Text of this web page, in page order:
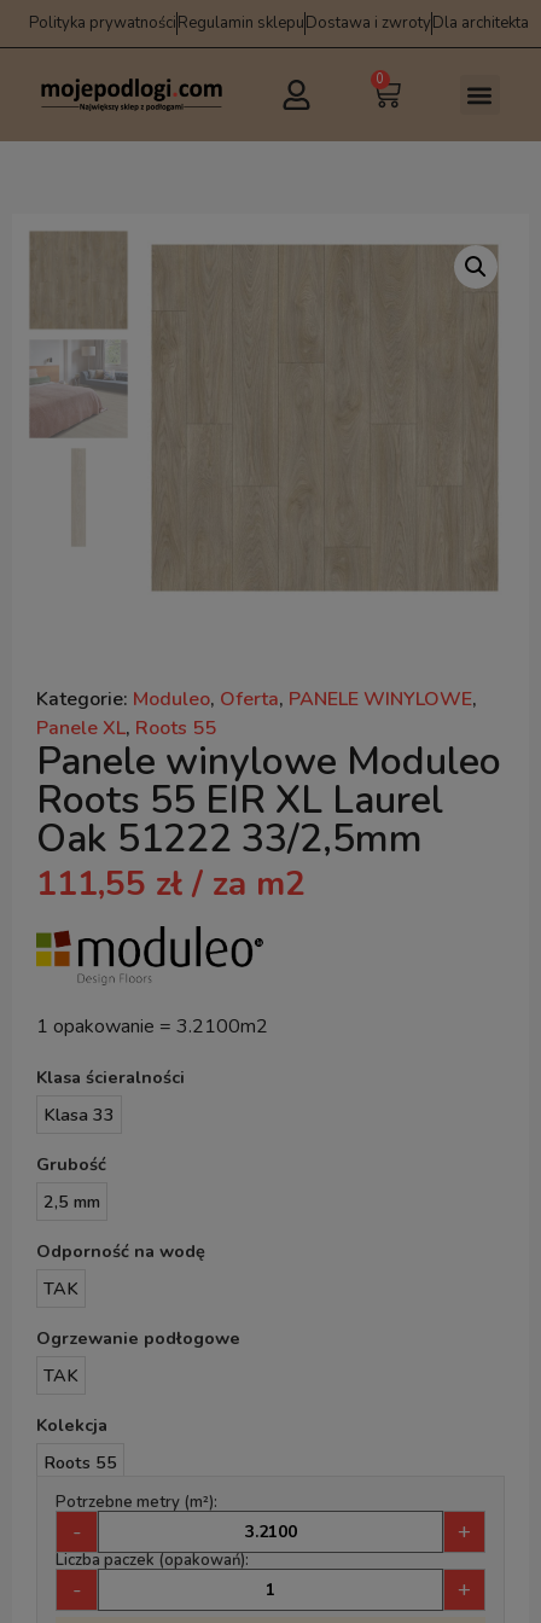
Polityka prywatnościRegulamin sklepuDostawa i zwrotyDla architekta
0
Kategorie: Moduleo, Oferta, PANELE WINYLOWE,
Panele XL, Roots 55
Panele winylowe Moduleo
Roots 55 EIR XL Laurel
Oak 51222 33/2,5mm
111,55 zł / za m2
1 opakowanie = 3.2100m2
Klasa ścieralności
Klasa 33
Grubość
2,5 mm
Odporność na wodę
TAK
Ogrzewanie podłogowe
TAK
Kolekcja
Roots 55
Potrzebne metry (m²):
- +
Liczba paczek (opakowań):
- +